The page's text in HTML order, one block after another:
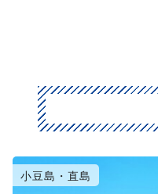
小豆島・直島